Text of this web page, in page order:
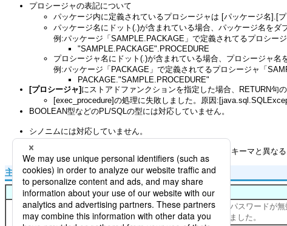
プロシージャの表記について
パッケージ内に定義されているプロシージャは [パッケージ名].[
パッケージ名にドット(.)が含まれている場合、パッケージ名をダ
例:パッケージ「SAMPLE.PACKAGE」で定義されてるプロシー
"SAMPLE.PACKAGE".PROCEDURE
プロシージャ名にドット(.)が含まれている場合、プロシージャ名
例:パッケージ「PACKAGE」で定義されてるプロシージャ「
PACKAGE."SAMPLE.PROCEDURE"
[プロシージャ] にストアドファンクションを指定した場合、RETURN句
[exec_procedure]の処理に失敗しました。原因
BOOLEAN型などのPL/SQLの型には対応していません。
シノニムには対応していません。
グローバルリソースの に指定されたユーザのスキーマと異な
主な例外
例外名
ORA-01017: ユーザー名/パスワードが無
す。ログオンは拒否されました。